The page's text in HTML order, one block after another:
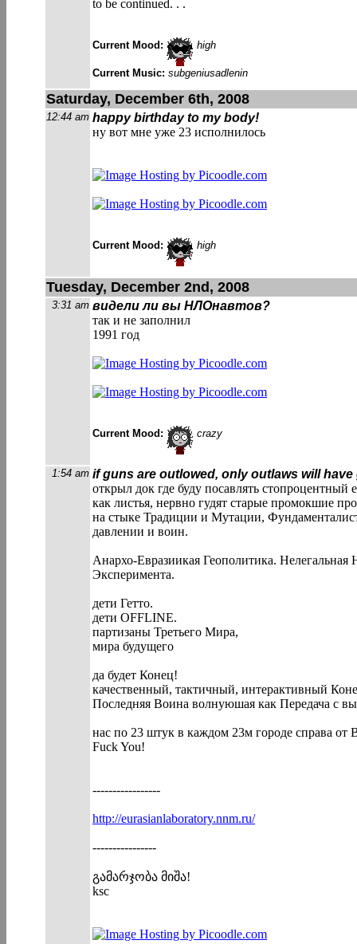
to be continued. . .
Current Mood: high
Current Music: subgeniusadlenin
Saturday, December 6th, 2008
12:44 am happy birthday to my body!
ну вот мне уже 23 исполнилось
Current Mood: high
Tuesday, December 2nd, 2008
3:31 am видели ли вы НЛОнавтов?
так и не заполнил
1991 год
Current Mood: crazy
1:54 am if guns are outlowed, only outlaws will have
открыл док где буду посавлять стопроцентный
как листья, нервно гудят старые промокшие
на стыке Традиции и Мутации,
давлении и воин.
Анархо-Евразиикая Геополитика.
Эксперимента.
дети Гетто.
дети OFFLINE.
партизаны Третьего Мира,
мира будущего
да будет Конец!
качественный, тактичный, интерактивный
Последняя Воина волнуюшая как Передача с
нас по 23 штук в каждом 23м городе справа
Fuck You!
-----------------
http://eurasianlaboratory.nnm.ru/
----------------
გამარჯობა მიშა!
ksc